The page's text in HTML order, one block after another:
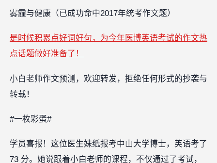
雾霾与健康（已成功命中2017年统考作文题）
是时候积累点好词好句，为今年医博英语考试的作文热
点话题做好准备了！
小白老师作文预测，欢迎转发，拒绝任何形式的抄袭与
转载！
#一枚彩蛋#
学员喜报！这位医生妹纸报考中山大学博士，英语考了
73 分。她说跟着小白老师的课程，不仅通过了考试，